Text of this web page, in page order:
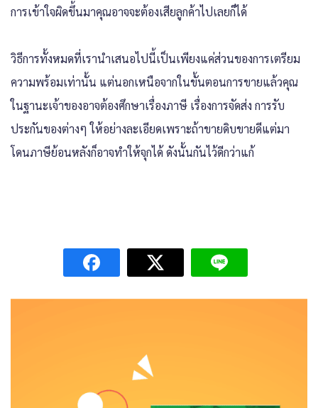
การเข้าใจผิดขึ้นมาคุณอาจจะต้องเสียลูกค้าไปเลยก็ได้
วิธีการทั้งหมดที่เรานำเสนอไปนี้เป็นเพียงแค่ส่วนของการเตรียม
ความพร้อมเท่านั้น แต่นอกเหนือจากในขั้นตอนการขายแล้วคุณ
ในฐานะเจ้าของอาจต้องศึกษาเรื่องภาษี เรื่องการจัดส่ง การรับ
ประกันของต่างๆ ให้อย่างละเอียดเพราะถ้าขายดิบขายดีแต่มา
โดนภาษีย้อนหลังก็อาจทำให้จุกได้ ดังนั้นกันไว้ดีกว่าแก้